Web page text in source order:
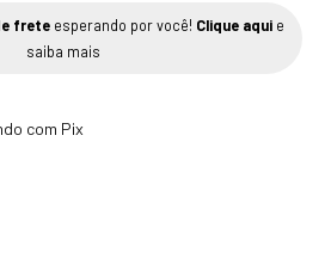
freteesperando por você! Clique aquie
saiba mais
com Pix